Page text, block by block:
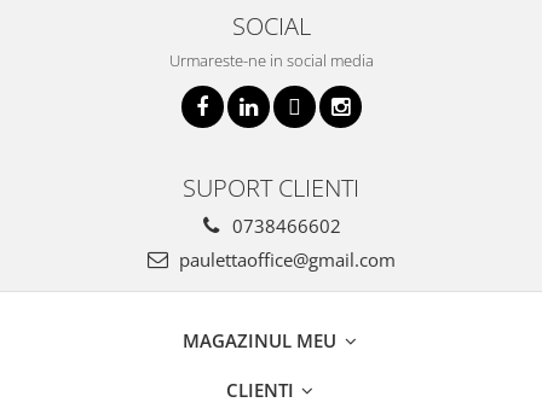
SOCIAL
Urmareste-ne in social media
SUPORT CLIENTI
0738466602
paulettaoffice@gmail.com
MAGAZINUL MEU
CLIENTI